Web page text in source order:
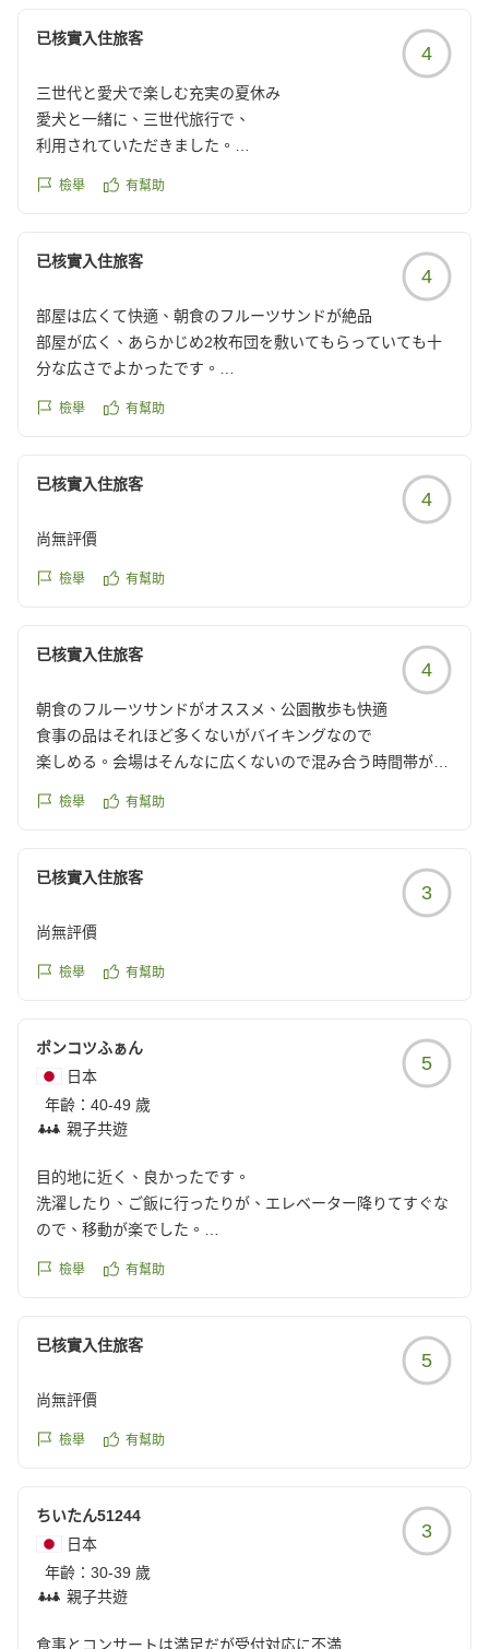
せっかくの旅行が台無しでした
reviewId=33123478616893
已核實入住旅客
4
三世代と愛犬で楽しむ充実の夏休み
愛犬と一緒に、三世代旅行で、
利用されていただきました。
が、今回は、私夫息子は、愛犬と泊まれるドックルームコネ
た。
チェックイン前にプールの利用をしました。
孫達はとても楽しそうにはしゃいでいて、
プールサイドにサウナもあり、息子はサウナとプールを行き
来して楽しんでいました。
ホテルの方の配慮に感謝致します。
共にバイキングで、品数も多くはないものの、とても満足の
できる内容で、どれもみんな美味しかったです。
いました。
ったです。一つ残念なところは、鍵付きのロッカーではなか
途中には、牧場とかもあり、夏でもとても涼しくて、また来
たいねと話しておりましたので、機会がありましたら、また
利用をさせていただきたいと思います。
他の画像やクチコミの詳細はこちらから
https://review.travel.rakuten.co.jp/hotel/voice/7174?
檢舉 有幫助
已核實入住旅客
4
部屋は広くて快適、朝食のフルーツサンドが絶品
部屋が広く、あらかじめ2枚布団を敷いてもらっていても十
分な広さでよかったです。
チェックインが17:30頃になりそうだったので、
夕飯は19:45の枠しか空いていないと言われ、驚きました。
あらかじめホテルに夕飯の時間を確認しておけばよかったで
食事中の席札を出しておいたのですが、
フルーツサンドがとてもボリューミーで美味しかったです。
お風呂や部屋など、
クチコミの詳細はこちらから
檢舉 有幫助
已核實入住旅客
4
尚無評價
檢舉 有幫助
已核實入住旅客
4
朝食のフルーツサンドがオススメ、公園散歩も快適
食事の品はそれほど多くないがバイキングなので
楽しめる。会場はそんなに広くないので混み合う時間帯があ
建物は古さを感じる...昔のリゾートホテル。敷地内に公園が
た。
reviewId=33123478452810
檢舉 有幫助
已核實入住旅客
3
尚無評價
檢舉 有幫助
ポンコツふぁん
日本
年齡： 40-49 歲
親子共遊
5
目的地に近く、良かったです。
洗濯したり、ご飯に行ったりが、エレベーター降りてすぐな
ので、移動が楽でした。
https://review.travel.rakuten.co.jp/hotel/voice/7174?
檢舉 有幫助
已核實入住旅客
5
尚無評價
檢舉 有幫助
ちいたん51244
日本
年齡： 30-39 歲
親子共遊
3
食事とコンサートは満足だが受付対応に不満